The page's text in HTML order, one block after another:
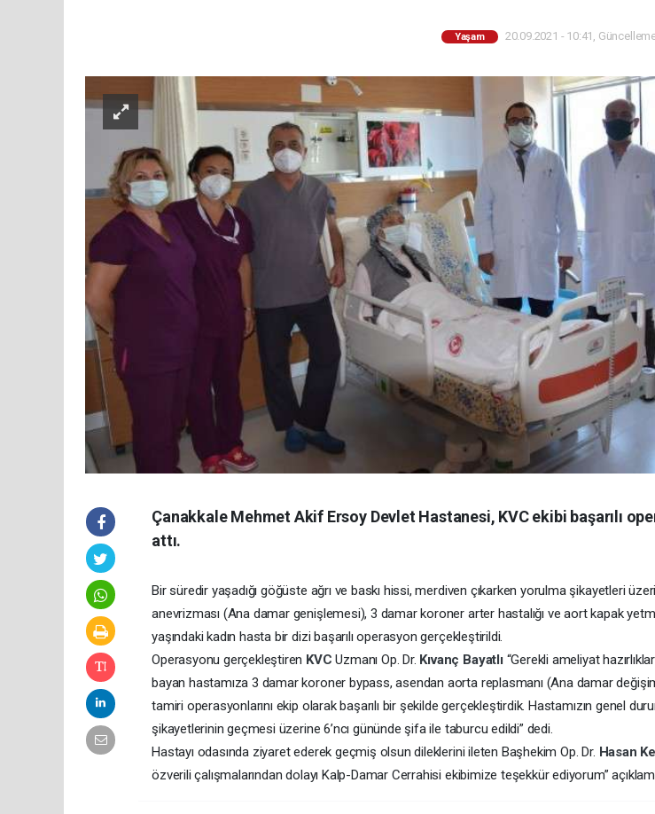
Yaşam 20.09.2021 - 10:41,
Çanakkale Mehmet Akif Ersoy Devlet Hastanesi, KVC ekibi başarılı
attı.
Bir süredir yaşadığı göğüste ağrı ve baskı hissi, merdiven çıkarken yorulma şikayetleri
anevrizması (Ana damar genişlemesi), 3 damar koroner arter hastalığı ve aort kapak
yaşındaki kadın hasta bir dizi başarılı operasyon gerçekleştirildi.
Operasyonu gerçekleştiren KVCUzmanı Op. Dr. Kıvanç Bayatlı “Gerekli ameliyat
bayan hastamıza 3 damar koroner bypass, asendan aorta replasmanı (Ana damar
tamiri operasyonlarını ekip olarak başarılı bir şekilde gerçekleştirdik. Hastamızın genel
şikayetlerinin geçmesi üzerine 6’ncı gününde şifa ile taburcu edildi” dedi.
Hastayı odasında ziyaret ederek geçmiş olsun dileklerini ileten Başhekim Op. Dr. Hasan
özverili çalışmalarından dolayı Kalp-Damar Cerrahisi ekibimize teşekkür ediyorum”